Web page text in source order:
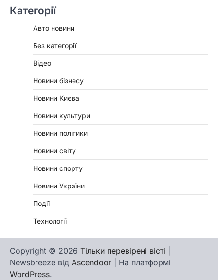
Категорії
Авто новини
Без категорії
Відео
Новини бізнесу
Новини Києва
Новини культури
Новини політики
Новини світу
Новини спорту
Новини України
Події
Технології
Copyright © 2026 Тільки перевірені вісті
Newsbreeze від Ascendoor | На платформі
WordPress.